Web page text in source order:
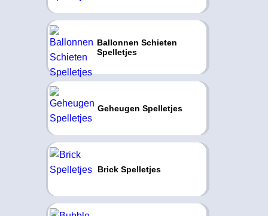
Ballonnen Schieten
Spelletjes
Geheugen Spelletjes
Brick Spelletjes